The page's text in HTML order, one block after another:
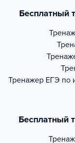
Бесплатный
Тренажер ЕГЭ по
Бесплатный